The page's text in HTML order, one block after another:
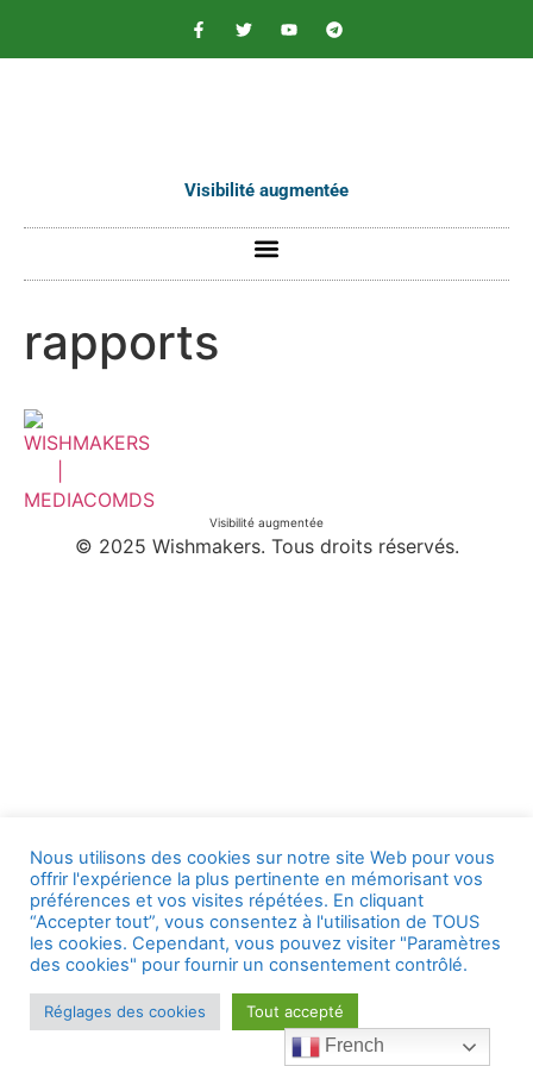
Visibilité augmentée
rapports
Visibilité augmentée
© 2025 Wishmakers. Tous droits réservés.
Nous utilisons des cookies sur notre site Web pour vous
offrir l'expérience la plus pertinente en mémorisant vos
préférences et vos visites répétées. En cliquant
“Accepter tout”, vous consentez à l'utilisation de TOUS
les cookies. Cependant, vous pouvez visiter "Paramètres
des cookies" pour fournir un consentement contrôlé.
Réglages des cookies Tout accepté
French